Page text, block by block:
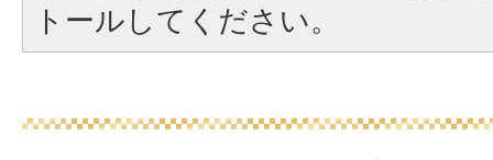
トールしてください。